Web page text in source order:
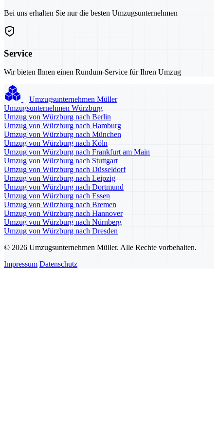
Bei uns erhalten Sie nur die besten Umzugsunternehmen
Service
Wir bieten Ihnen einen Rundum-Service für Ihren Umzug
Umzugsunternehmen Müller
Umzugsunternehmen Würzburg
Umzug von Würzburg nach Berlin
Umzug von Würzburg nach Hamburg
Umzug von Würzburg nach München
Umzug von Würzburg nach Köln
Umzug von Würzburg nach Frankfurt am Main
Umzug von Würzburg nach Stuttgart
Umzug von Würzburg nach Düsseldorf
Umzug von Würzburg nach Leipzig
Umzug von Würzburg nach Dortmund
Umzug von Würzburg nach Essen
Umzug von Würzburg nach Bremen
Umzug von Würzburg nach Hannover
Umzug von Würzburg nach Nürnberg
Umzug von Würzburg nach Dresden
© 2026 Umzugsunternehmen Müller. Alle Rechte vorbehalten.
Impressum Datenschutz